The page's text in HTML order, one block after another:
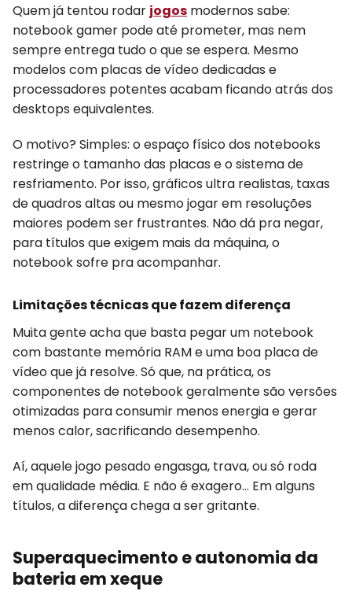
Quem já tentou rodar jogos modernos sabe:
notebook gamer pode até prometer, mas nem
sempre entrega tudo o que se espera. Mesmo
modelos com placas de vídeo dedicadas e
processadores potentes acabam ficando atrás dos
desktops equivalentes.
O motivo? Simples: o espaço físico dos notebooks
restringe o tamanho das placas e o sistema de
resfriamento. Por isso, gráficos ultra realistas, taxas
de quadros altas ou mesmo jogar em resoluções
maiores podem ser frustrantes. Não dá pra negar,
para títulos que exigem mais da máquina, o
notebook sofre pra acompanhar.
Limitações técnicas que fazem diferença
Muita gente acha que basta pegar um notebook
com bastante memória RAM e uma boa placa de
vídeo que já resolve. Só que, na prática, os
componentes de notebook geralmente são versões
otimizadas para consumir menos energia e gerar
menos calor, sacrificando desempenho.
Aí, aquele jogo pesado engasga, trava, ou só roda
em qualidade média. E não é exagero… Em alguns
títulos, a diferença chega a ser gritante.
Superaquecimento e autonomia da
bateria em xeque